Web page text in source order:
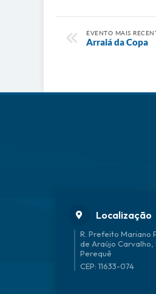
EVENTO MAIS
Arraiá da Copa
Localização
R. Prefeito Mariano
de Araújo Carvalho,
Perequê
CEP: 11633-074